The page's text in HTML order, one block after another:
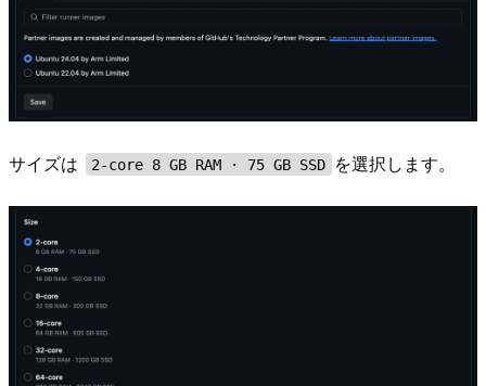
サイズは 2-core 8 GB RAM · 75 GB SSD を選択します。